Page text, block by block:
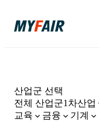
산업군 선택
전체 산업군1차산업
교육
금융 기계